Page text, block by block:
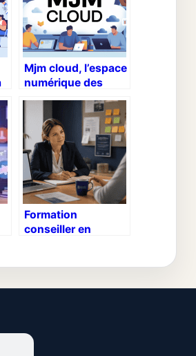
Mjm cloud, l’espace
numérique des
fonctionnement et
accès
Formation
conseiller en
pour décrocher